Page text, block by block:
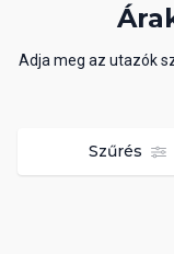
Adja meg az utazók
Szűrés